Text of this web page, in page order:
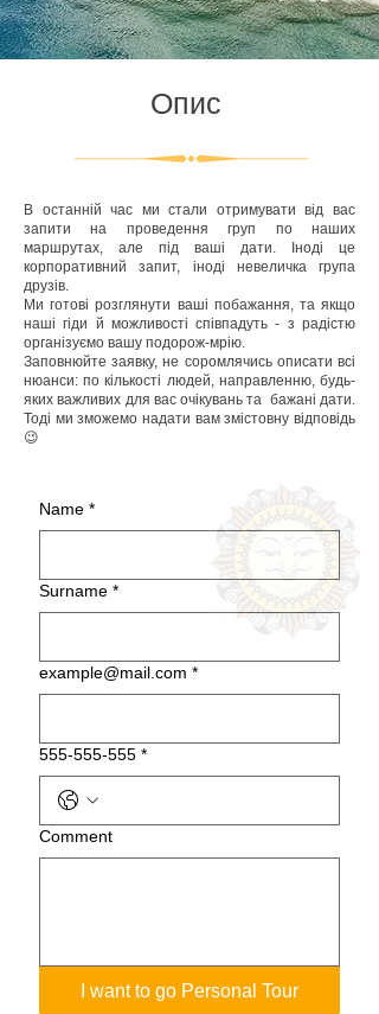
Опис
В останній час ми стали отримувати від вас
запити на проведення груп по наших
маршрутах, але під ваші дати. Іноді це
корпоративний запит, іноді невеличка група
друзів.
Ми готові розглянути ваші побажання, та якщо
наші гіди й можливості співпадуть - з радістю
організуємо вашу подорож-мрію.
Заповнюйте заявку, не соромлячись описати всі
нюанси: по кількості людей, направленню, будь-
яких важливих для вас очікувань та бажані дати.
Тоді ми зможемо надати вам змістовну відповідь
😉
Name *
Surname *
example@mail.com *
555-555-555 *
Сomment
I want to go Personal Tour